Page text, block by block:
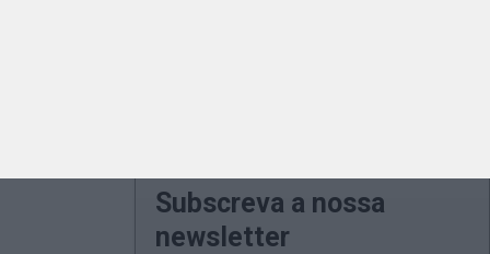
Subscreva a nossa
newsletter